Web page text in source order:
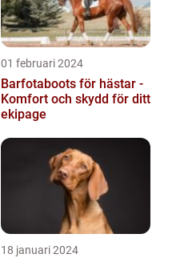
01 februari 2024
Barfotaboots för hästar -
Komfort och skydd för ditt
ekipage
18 januari 2024